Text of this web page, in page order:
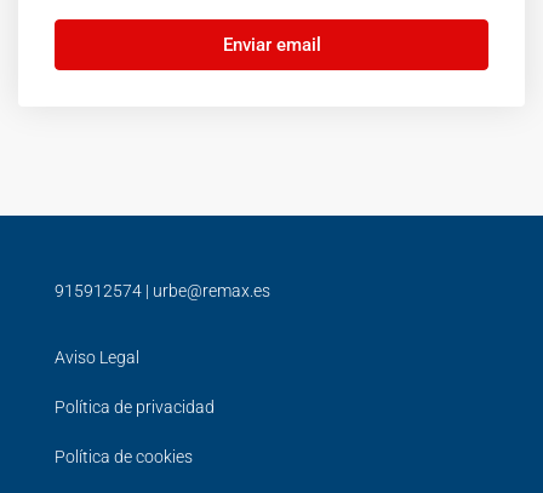
Enviar email
915912574 | urbe@remax.es
Aviso Legal
Política de privacidad
Política de cookies